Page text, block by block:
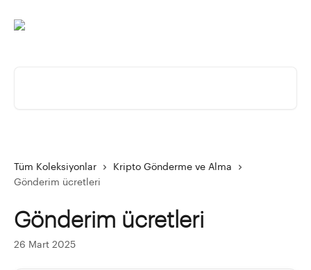
Tüm Koleksiyonlar
Kripto Gönderme ve Alma
Gönderim ücretleri
Gönderim ücretleri
26 Mart 2025